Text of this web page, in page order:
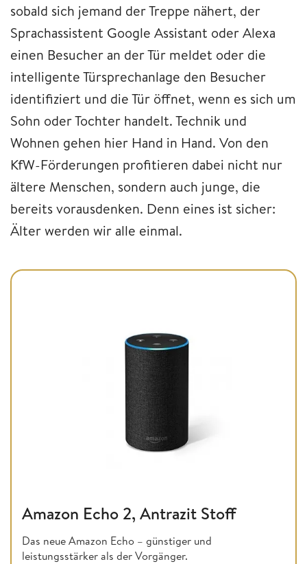
sobald sich jemand der Treppe nähert, der
Sprachassistent Google Assistant oder Alexa
einen Besucher an der Tür meldet oder die
intelligente Türsprechanlage den Besucher
identifiziert und die Tür öffnet, wenn es sich um
Sohn oder Tochter handelt. Technik und
Wohnen gehen hier Hand in Hand. Von den
KfW-Förderungen profitieren dabei nicht nur
ältere Menschen, sondern auch junge, die
bereits vorausdenken. Denn eines ist sicher:
Älter werden wir alle einmal.
Amazon Echo 2, Antrazit Stoff
Das neue Amazon Echo – günstiger und
leistungsstärker als der Vorgänger.